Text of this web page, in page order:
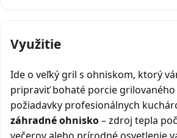
Využitie
Ide o veľký gril s ohniskom, ktorý
pripraviť bohaté porcie grilovaného
požiadavky profesionálnych
záhradné ohnisko– zdroj tepla